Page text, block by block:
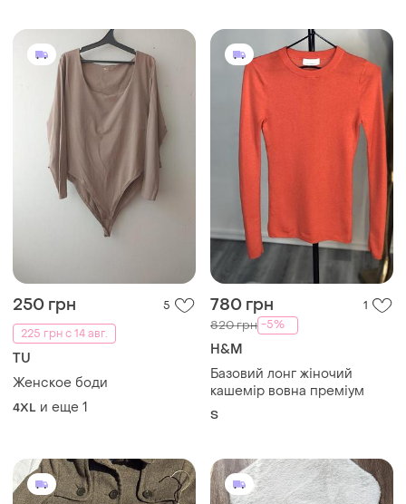
250 грн
5
225 грн с 14 авг.
TU
Женское боди
4XL и еще 1
780 грн 1
820 грн -5%
H&M
Базовий лонг жіночий
кашемір вовна преміум
S